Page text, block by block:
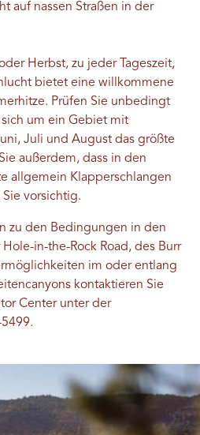
auf nassen Straßen in der
Herbst, zu jeder Tageszeit,
bietet eine willkommene
Prüfen Sie unbedingt
um ein Gebiet mit
Juli und August das größte
außerdem, dass in den
allgemein Klapperschlangen
vorsichtig.
zu den Bedingungen in den
in-the-Rock Road, des Burr
im oder entlang
kontaktieren Sie
Center unter der